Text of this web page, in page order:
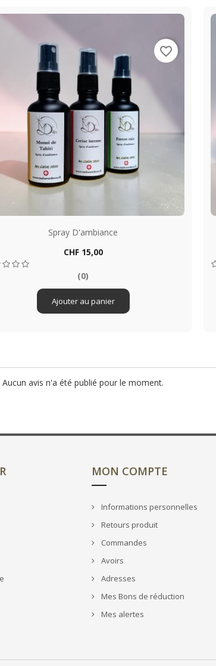
Aperçu rapide
Spray D'ambiance
Prix
CHF 15,00
(0)
Ajouter au panier
favorite_border
Aucun avis n'a été publié pour le moment.
MON COMPTE
Informations personnelles
Retours produit
Commandes
Avoirs
Adresses
Mes Bons de réduction
Mes alertes